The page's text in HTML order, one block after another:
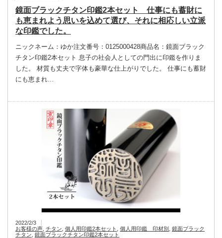
鏡面ブラックチタン印鑑2本セット 仕事にも蓄財に
も恵まれよう思いを込めて選び、それに相応しい立派
な印鑑でした。
ニックネーム：ゆか注文番号：0125000428商品名：鏡面ブラック
チタン印鑑2本セット 息子の社会人としての門出に印鑑を作りま
した。 材質も丈夫で字体も豪華な仕上がりでした。 仕事にも蓄財
にも恵まれ…
2022/2/3
お客様の声 チタン 個人用印鑑2本セット 個人用印鑑 印材別 鏡面ブラック
チタン 鏡面ブラックチタン印鑑2本セット